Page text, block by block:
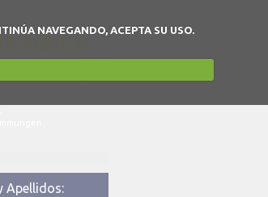
NAVEGANDO, ACEPTA SU USO.
FAHRZEUG
Apellidos: